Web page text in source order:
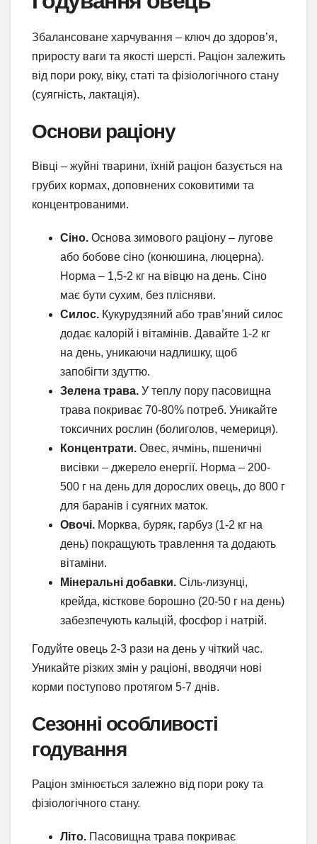
Збалансоване харчування – ключ до здоров’я,
приросту ваги та якості шерсті. Раціон залежить
від пори року, віку, статі та фізіологічного стану
(суягність, лактація).
Основи раціону
Вівці – жуйні тварини, їхній раціон базується на
грубих кормах, доповнених соковитими та
концентрованими.
Сіно. Основа зимового раціону – лугове
або бобове сіно (конюшина, люцерна).
Норма – 1,5-2 кг на вівцю на день. Сіно
має бути сухим, без плісняви.
Силос. Кукурудзяний або трав’яний силос
додає калорій і вітамінів. Давайте 1-2 кг
на день, уникаючи надлишку, щоб
запобігти здуттю.
Зелена трава. У теплу пору пасовищна
трава покриває 70-80% потреб. Уникайте
токсичних рослин (болиголов, чемериця).
Концентрати. Овес, ячмінь, пшеничні
висівки – джерело енергії. Норма – 200-
500 г на день для дорослих овець, до 800 г
для баранів і суягних маток.
Овочі. Морква, буряк, гарбуз (1-2 кг на
день) покращують травлення та додають
вітаміни.
Мінеральні добавки. Сіль-лизунці,
крейда, кісткове борошно (20-50 г на день)
забезпечують кальцій, фосфор і натрій.
Годуйте овець 2-3 рази на день у чіткий час.
Уникайте різких змін у раціоні, вводячи нові
корми поступово протягом 5-7 днів.
Сезонні особливості
годування
Раціон змінюється залежно від пори року та
фізіологічного стану.
Літо. Пасовищна трава покриває